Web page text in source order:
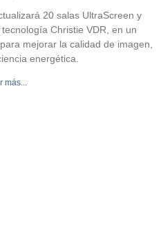
20 salas UltraScreen y
Christie VDR, en un
mejorar la calidad de imagen,
energética.
más...